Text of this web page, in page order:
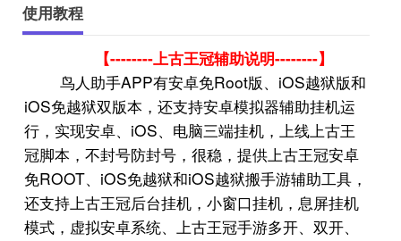
使用教程
【--------上古王冠辅助说明--------】
鸟人助手APP有安卓免Root版、 iOS越狱版和
iOS免越狱双版本，还支持安卓模拟器辅助挂机运
行，实现安卓、 iOS、电脑三端挂机，上线上古王
冠脚本，不封号防封号，很稳，提供上古王冠安卓
免ROOT、 iOS免越狱和iOS越狱搬手游辅助工具，
还支持上古王冠后台挂机，小窗口挂机，息屏挂机
模式，虚拟安卓系统、上古王冠手游多开、双开、